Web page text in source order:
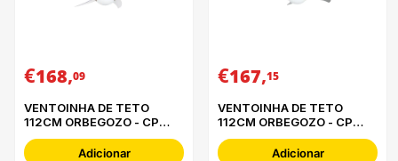
€168,09
VENTOINHA DE TETO
112CM ORBEGOZO - CP
54132
Adicionar
€167,15
VENTOINHA DE TETO
112CM ORBEGOZO - CP
53132 A
Adicionar